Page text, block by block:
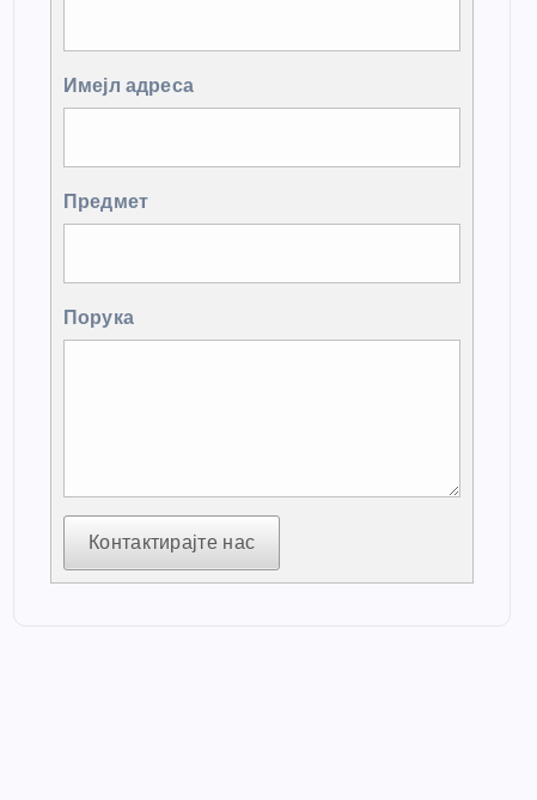
Имејл адреса
Предмет
Порука
Контактирајте нас